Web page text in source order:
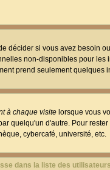
décider si vous avez besoin
non-disponibles pour
prend seulement quelques
à chaque visite lorsque vous
quelqu'un d'autre. Pour
cybercafé, université, etc.
dans la liste des